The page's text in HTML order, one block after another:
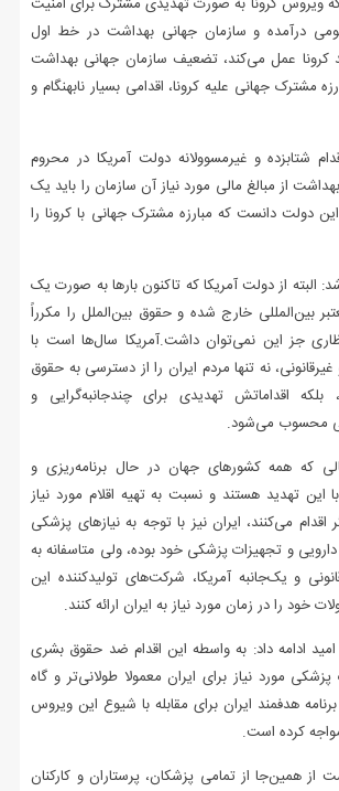
درآمده و سازمان جهانی بهداشت در خط اول
کرونا عمل می‌کند، تضعیف سازمان جهانی بهداشت
مشترک جهانی علیه کرونا، اقدامی بسیار نابهنگام و
شتابزده و غیرمسوولانه دولت آمریکا در محروم
از مبالغ مالی مورد نیاز آن سازمان را باید یک
این دولت دانست که مبارزه مشترک جهانی با کرونا را
البته از دولت آمریکا که تاکنون بارها به صورت یک
بین‌المللی خارج شده و حقوق بین‌الملل را مکرراً
جز این نمی‌توان داشت.آمریکا سال‌ها است با
نه تنها مردم ایران را از دسترسی به حقوق
اقداماتش تهدیدی برای چندجانبه‌گرایی و
محسوب می‌شود.
که همه کشورهای جهان در حال برنامه‌ریزی و
این تهدید هستند و نسبت به تهیه اقلام مورد نیاز
می‌کنند، ایران نیز با توجه به نیازهای پزشکی
و تجهیزات پزشکی خود بوده، ولی متاسفانه به
و یک‌جانبه آمریکا، شرکت‌های تولیدکننده این
خود را در زمان مورد نیاز به ایران ارائه کنند.
ادامه داد: به واسطه این اقدام ضد حقوق بشری
پزشکی مورد نیاز برای ایران معمولا طولانی‌تر و گاه
هدفمند ایران برای مقابله با شیوع این ویروس
کرده است.
از همین‌جا از تمامی پزشکان، پرستاران و کارکنان